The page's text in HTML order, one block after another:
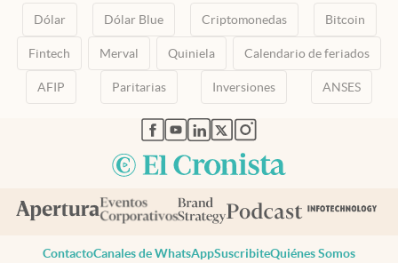
Dólar Dólar Blue Criptomonedas Bitcoin
Fintech Merval Quiniela Calendario de feriados
AFIP Paritarias Inversiones ANSES
abre en nueva pestaña
abre en nueva pestaña
abre en nueva pestaña
abre en nueva pestaña
abre en nueva pestaña
ContactoCanales de WhatsAppSuscribiteQuiénes Somos